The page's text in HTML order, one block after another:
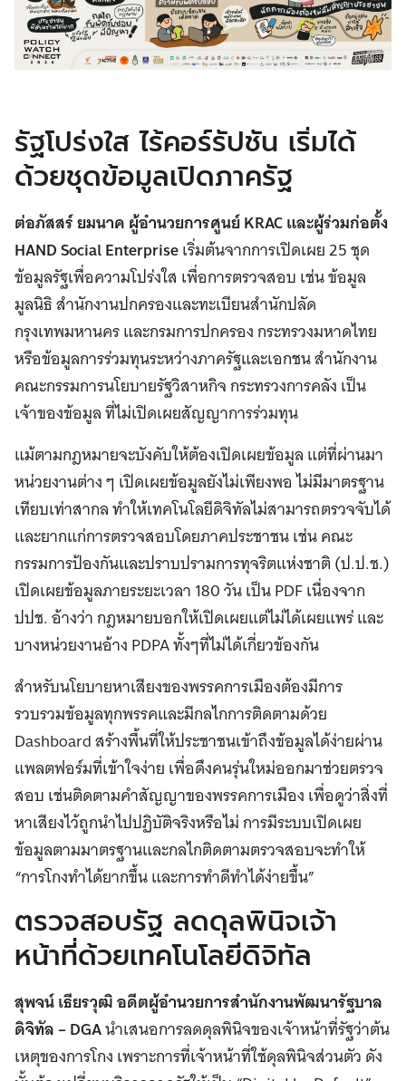
รัฐโปร่งใส ไร้คอร์รัปชัน เริ่มได้
ด้วยชุดข้อมูลเปิดภาครัฐ
ต่อภัสสร์ ยมนาค ผู้อำนวยการศูนย์KRAC และผู้ร่วมก่อตั้ง
HAND Social Enterpriseเริ่มต้นจากการเปิดเผย 25 ชุด
ข้อมูลรัฐเพื่อความโปร่งใส เพื่อการตรวจสอบ เช่น ข้อมูล
มูลนิธิ สำนักงานปกครองและทะเบียนสำนักปลัด
กรุงเทพมหานคร และกรมการปกครอง กระทรวงมหาดไทย
หรือข้อมูลการร่วมทุนระหว่างภาครัฐและเอกชน สำนักงาน
คณะกรรมการนโยบายรัฐวิสาหกิจ กระทรวงการคลัง เป็น
เจ้าของข้อมูล ที่ไม่เปิดเผยสัญญาการร่วมทุน
แม้ตามกฎหมายจะบังคับให้ต้องเปิดเผยข้อมูล แต่ที่ผ่านมา
หน่วยงานต่าง ๆ เปิดเผยข้อมูลยังไม่เพียงพอ ไม่มีมาตรฐาน
เทียบเท่าสากล ทำให้เทคโนโลยีดิจิทัลไม่สามารถตรวจจับได้
และยากแก่การตรวจสอบโดยภาคประชาชน เช่น คณะ
กรรมการป้องกันและปราบปรามการทุจริตแห่งชาติ (ป.ป.ช.)
เปิดเผยข้อมูลภายระยะเวลา 180 วัน เป็น PDF เนื่องจาก
ปปช. อ้างว่า กฎหมายบอกให้เปิดเผยแต่ไม่ได้เผยแพร่ และ
บางหน่วยงานอ้าง PDPA ทั้งๆที่ไม่ได้เกี่ยวข้องกัน
สำหรับนโยบายหาเสียงของพรรคการเมืองต้องมีการ
รวบรวมข้อมูลทุกพรรคและมีกลไกการติดตามด้วย
Dashboard สร้างพื้นที่ให้ประชาชนเข้าถึงข้อมูลได้ง่ายผ่าน
แพลตฟอร์มที่เข้าใจง่าย เพื่อดึงคนรุ่นใหม่ออกมาช่วยตรวจ
สอบ เช่นติดตามคำสัญญาของพรรคการเมือง เพื่อดูว่าสิ่งที่
หาเสียงไว้ถูกนำไปปฏิบัติจริงหรือไม่ การมีระบบเปิดเผย
ข้อมูลตามมาตรฐานและกลไกติดตามตรวจสอบจะทำให้
“การโกงทำได้ยากขึ้น และการทำดีทำได้ง่ายขึ้น”
ตรวจสอบรัฐ ลดดุลพินิจเจ้า
หน้าที่ด้วยเทคโนโลยีดิจิทัล
สุพจน์ เธียรวุฒิ อดีตผู้อำนวยการสำนักงานพัฒนารัฐบาล
ดิจิทัล –DGAนำเสนอการลดดุลพินิจของเจ้าหน้าที่รัฐว่าต้น
เหตุของการโกง เพราะการที่เจ้าหน้าที่ใช้ดุลพินิจส่วนตัว ดัง